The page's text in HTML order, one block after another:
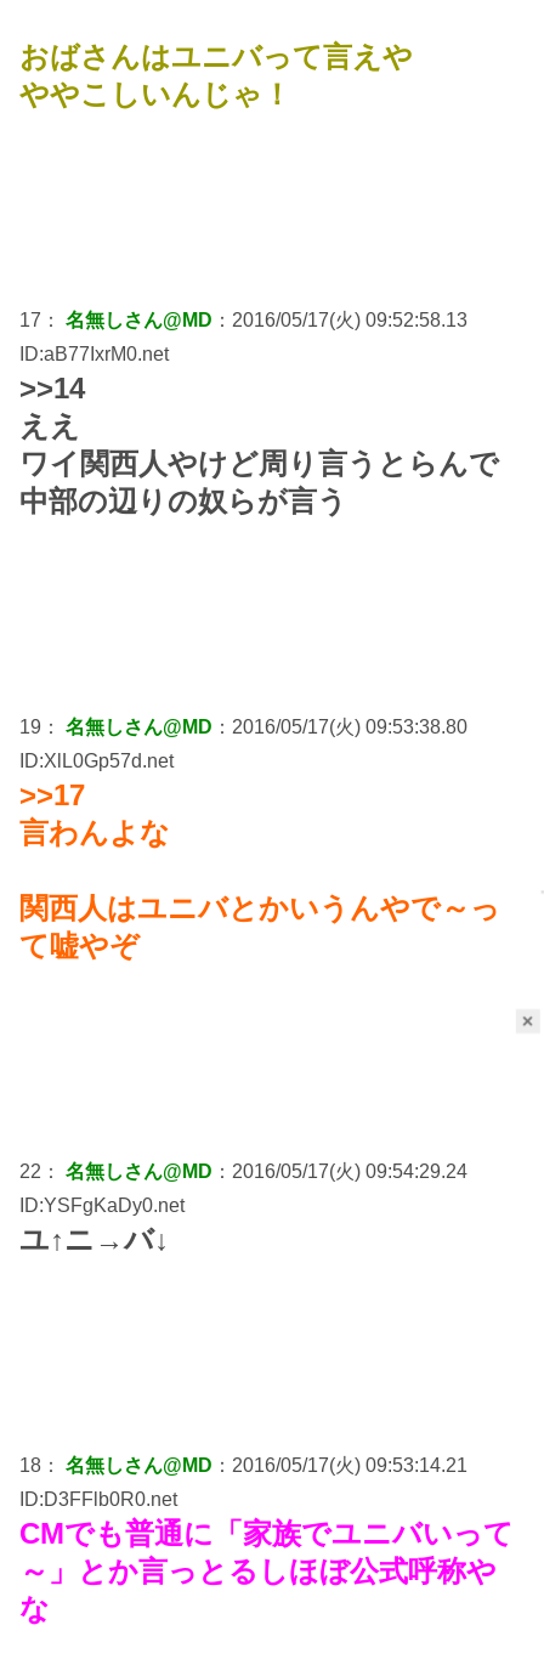
×
おばさんはユニバって言えや
ややこしいんじゃ！
17： 名無しさん@MD ：2016/05/17(火) 09:52:58.13
ID:aB77IxrM0.net
>>14
ええ
ワイ関西人やけど周り言うとらんで
中部の辺りの奴らが言う
19： 名無しさん@MD ：2016/05/17(火) 09:53:38.80
ID:XlL0Gp57d.net
>>17
言わんよな
関西人はユニバとかいうんやで～っ
て嘘やぞ
22： 名無しさん@MD ：2016/05/17(火) 09:54:29.24
ID:YSFgKaDy0.net
ユ↑ニ→バ↓
18： 名無しさん@MD ：2016/05/17(火) 09:53:14.21
ID:D3FFlb0R0.net
CMでも普通に「家族でユニバいって
～」とか言っとるしほぼ公式呼称や
な